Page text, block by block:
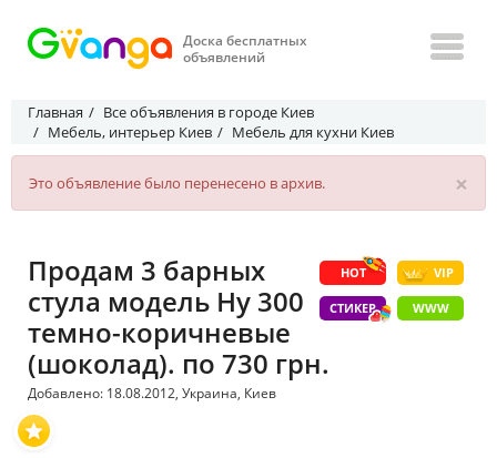
Доска бесплатных
объявлений
Главная
Все объявления в городе Киев
Мебель, интерьер Киев
Мебель для кухни Киев
×
Это объявление было перенесено в архив.
HOT VIP
СТИКЕР WWW
Продам 3 барных
стула модель Hy 300
темно-коричневые
(шоколад). по 730 грн.
Добавлено: 18.08.2012, Украина, Киев